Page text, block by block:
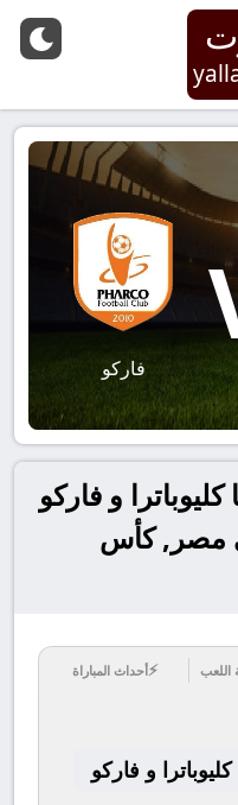
فاركو
و فاركو
2025-12-31 في مصر, كأس
اللعب ⚡أحداث المباراة
و فاركو